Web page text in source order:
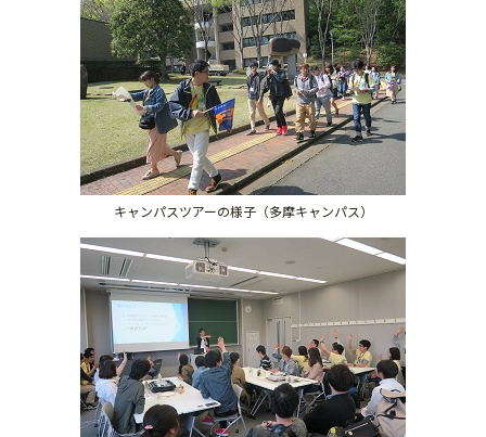
キャンパスツアーの様子（多摩キャンパス）